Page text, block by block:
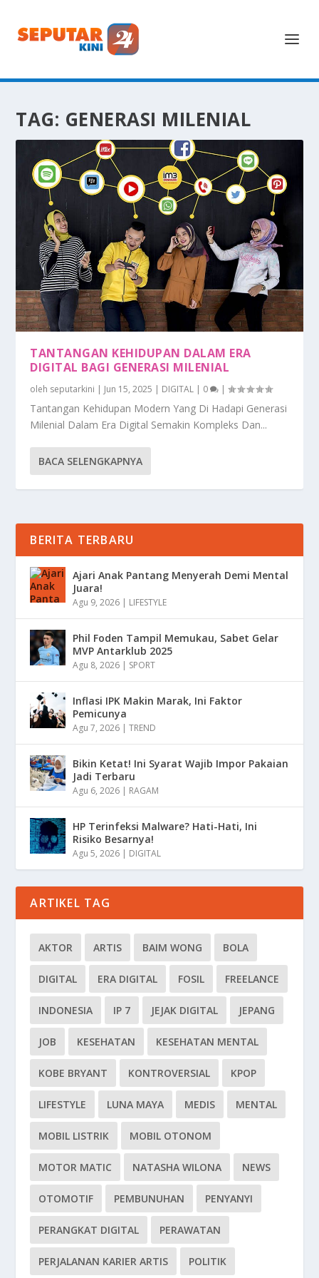
TAG: GENERASI MILENIAL
TANTANGAN KEHIDUPAN DALAM ERA
DIGITAL BAGI GENERASI MILENIAL
oleh seputarkini | Jun 15, 2025 | DIGITAL | 0 |
Tantangan Kehidupan Modern Yang Di Hadapi Generasi
Milenial Dalam Era Digital Semakin Kompleks Dan...
BACA SELENGKAPNYA
BERITA TERBARU
Ajari Anak Pantang Menyerah Demi Mental
Juara!
Agu 9, 2026 | LIFESTYLE
Phil Foden Tampil Memukau, Sabet Gelar
MVP Antarklub 2025
Agu 8, 2026 | SPORT
Inflasi IPK Makin Marak, Ini Faktor
Pemicunya
Agu 7, 2026 |TREND
Bikin Ketat! Ini Syarat Wajib Impor Pakaian
Jadi Terbaru
Agu 6, 2026 | RAGAM
HP Terinfeksi Malware? Hati-Hati, Ini
Risiko Besarnya!
Agu 5, 2026 | DIGITAL
ARTIKEL TAG
AKTOR ARTIS BAIM WONG BOLA
DIGITAL ERA DIGITAL FOSIL FREELANCE
INDONESIA IP 7 JEJAK DIGITAL JEPANG
JOB KESEHATAN KESEHATAN MENTAL
KOBE BRYANT KONTROVERSIAL KPOP
LIFESTYLE LUNA MAYA MEDIS MENTAL
MOBIL LISTRIK MOBIL OTONOM
MOTOR MATIC NATASHA WILONA NEWS
OTOMOTIF PEMBUNUHAN PENYANYI
PERANGKAT DIGITAL PERAWATAN
PERJALANAN KARIER ARTIS POLITIK